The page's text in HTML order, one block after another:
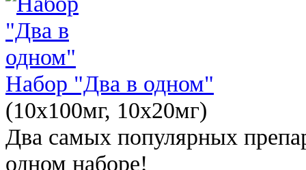
Набор "Два в одном"
(10x100мг, 10x20мг)
Два самых популярных
одном наборе!